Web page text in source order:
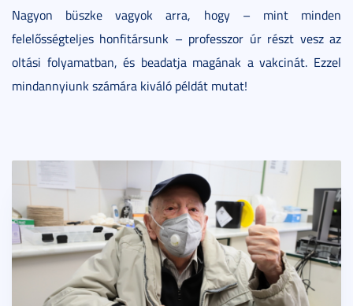
Nagyon büszke vagyok arra, hogy – mint minden
felelősségteljes honfitársunk – professzor úr részt vesz az
oltási folyamatban, és beadatja magának a vakcinát. Ezzel
mindannyiunk számára kiváló példát mutat!